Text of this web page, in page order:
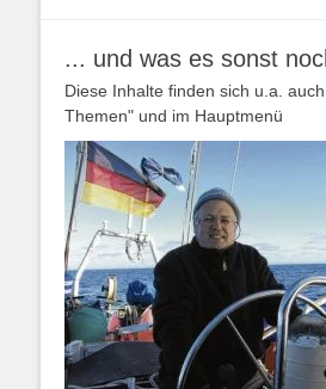
... und was es sonst
Diese Inhalte finden sich u.a.
Themen" und im Hauptmenü